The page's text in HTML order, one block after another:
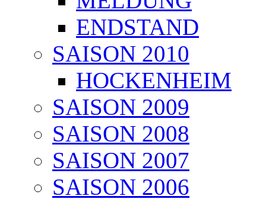
ENDSTAND
SAISON 2010
HOCKENHEIM
SAISON 2009
SAISON 2008
SAISON 2007
SAISON 2006